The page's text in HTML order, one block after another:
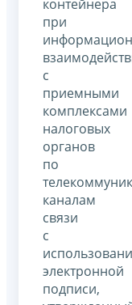
контейнера
при
с
приемными
комплексами
налоговых
органов
по
каналам
связи
с
электронной
подписи,